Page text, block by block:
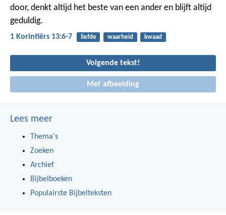
door, denkt altijd het beste van een ander en blijft altijd
geduldig.
1 Korintiërs 13:6-7 liefde waarheid kwaad
Volgende tekst!
Met afbeelding
Lees meer
Thema's
Zoeken
Archief
Bijbelboeken
Populairste Bijbelteksten